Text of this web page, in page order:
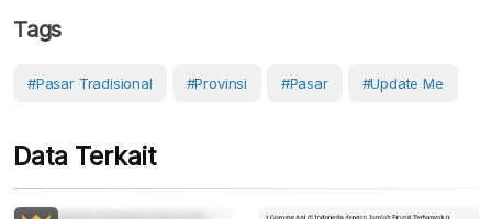
Tags
#Pasar Tradisional #Provinsi #Pasar #Update Me
Data Terkait